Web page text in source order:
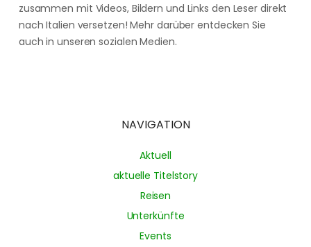
zusammen mit Videos, Bildern und Links den Leser direkt
nach Italien versetzen! Mehr darüber entdecken Sie
auch in unseren sozialen Medien.
NAVIGATION
Aktuell
aktuelle Titelstory
Reisen
Unterkünfte
Events